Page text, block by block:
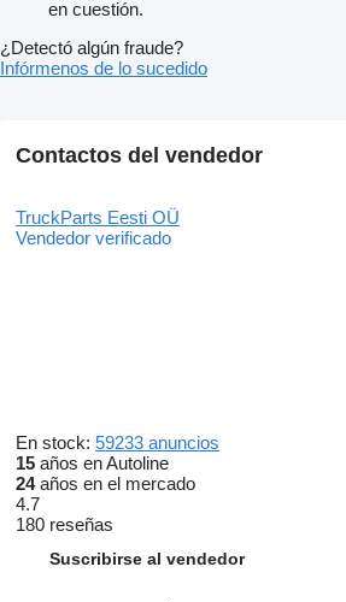
en cuestión.
¿Detectó algún fraude?
Infórmenos de lo sucedido
Contactos del vendedor
TruckParts Eesti OÜ
Vendedor verificado
En stock: 59233 anuncios
15 años en Autoline
24años en el mercado
4.7
180 reseñas
Suscribirse al vendedor